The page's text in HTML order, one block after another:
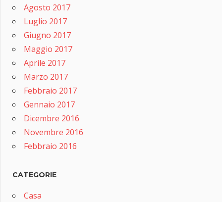
Agosto 2017
Luglio 2017
Giugno 2017
Maggio 2017
Aprile 2017
Marzo 2017
Febbraio 2017
Gennaio 2017
Dicembre 2016
Novembre 2016
Febbraio 2016
CATEGORIE
Casa